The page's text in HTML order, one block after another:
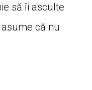
să îi asculte
că nu